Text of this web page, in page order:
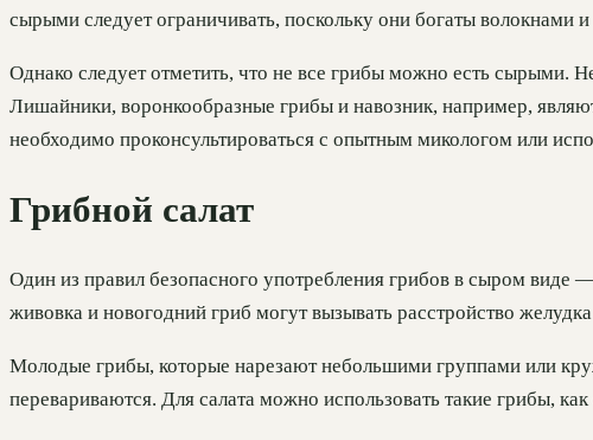
сырыми следует ограничивать, поскольку они богаты
Однако следует отметить, что не все грибы можно есть сырыми.
Лишайники, воронкообразные грибы и навозник, например,
необходимо проконсультироваться с опытным микологом или
Грибной салат
Один из правил безопасного употребления грибов в сыром виде
живовка и новогодний гриб могут вызывать расстройство
Молодые грибы, которые нарезают небольшими группами или
перевариваются. Для салата можно использовать такие грибы,